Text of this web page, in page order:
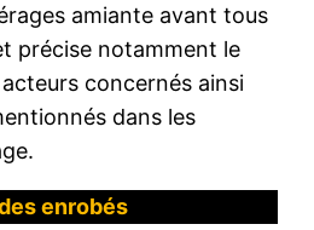
amiante avant tous
précise notamment le
concernés ainsi
dans les
enrobés